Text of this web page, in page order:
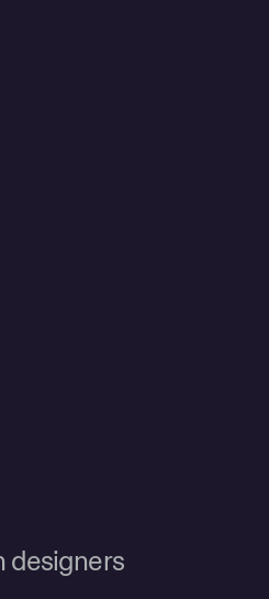
designers